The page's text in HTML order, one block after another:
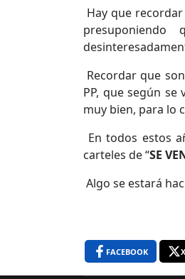
Hay que
Recordar que
PP, que según
muy bien, para lo
En todos estos
carteles de “SE
Algo se estará
FACEBOOK X